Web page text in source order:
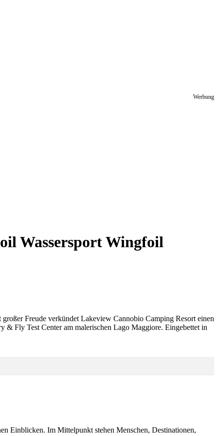
Werbung
Wassersport Wingfoil
Freude verkündet Lakeview Cannobio Camping Resort einen
& Fly Test Center am malerischen Lago Maggiore. Eingebettet in
Einblicken. Im Mittelpunkt stehen Menschen, Destinationen,